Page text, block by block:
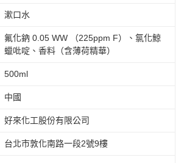
漱口水
氟化鈉 0.05 WW （225ppm F）、氯化鯨
蠟吡啶、香料（含薄荷精華）
500ml
中國
好來化工股份有限公司
台北市敦化南路一段2號9樓